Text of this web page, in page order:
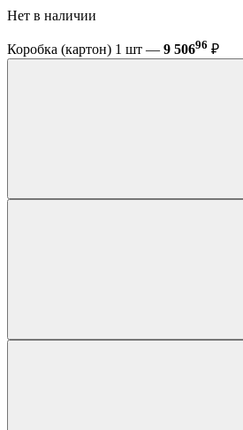
Нет в наличии
Коробка (картон) 1 шт — 9 50696 ₽